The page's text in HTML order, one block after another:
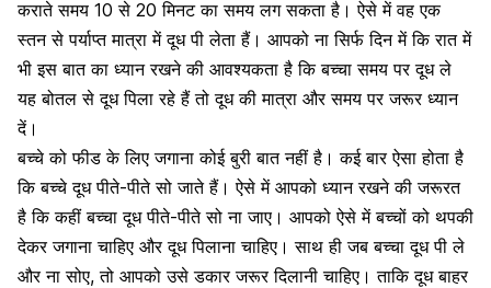
कराते समय 10 से 20 मिनट का समय लग सकता है। ऐसे में वह एक
स्तन से पर्याप्त मात्रा में दूध पी लेता हैं। आपको ना सिर्फ दिन में कि रात में
भी इस बात का ध्यान रखने की आवश्यकता है कि बच्चा समय पर दूध ले
यह बोतल से दूध पिला रहे हैं तो दूध की मात्रा और समय पर जरूर ध्यान
दें।
बच्चे को फीड के लिए जगाना कोई बुरी बात नहीं है। कई बार ऐसा होता है
कि बच्चे दूध पीते-पीते सो जाते हैं। ऐसे में आपको ध्यान रखने की जरूरत
है कि कहीं बच्चा दूध पीते-पीते सो ना जाए। आपको ऐसे में बच्चों को थपकी
देकर जगाना चाहिए और दूध पिलाना चाहिए। साथ ही जब बच्चा दूध पी ले
और ना सोए, तो आपको उसे डकार जरूर दिलानी चाहिए। ताकि दूध बाहर